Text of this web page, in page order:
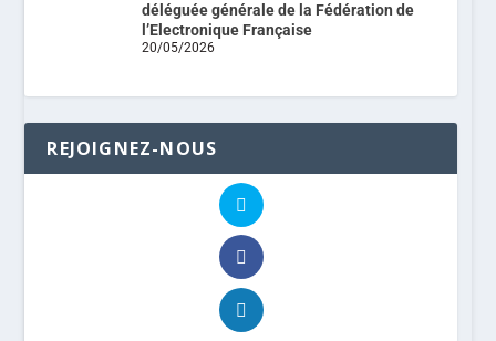
déléguée générale de la Fédération de
l’Electronique Française
20/05/2026
REJOIGNEZ-NOUS